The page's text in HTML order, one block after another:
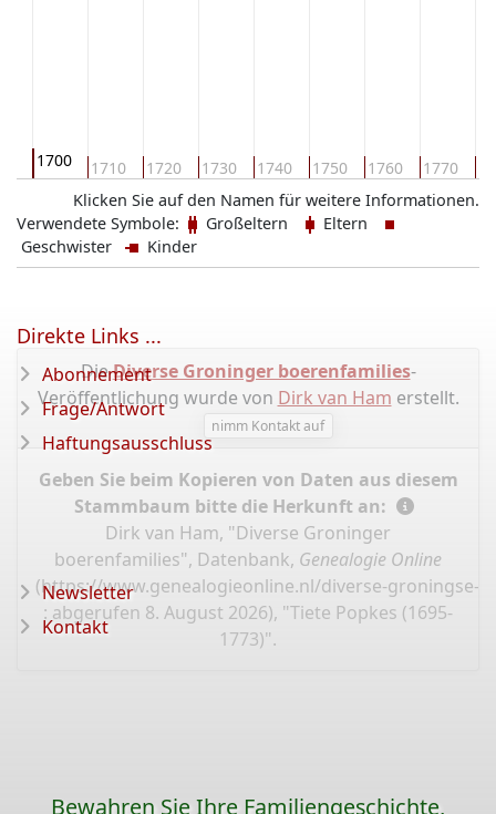
1700 1710 1720 1730 1740 1750 1760 1770
Klicken Sie auf den Namen für weitere Informationen.
Verwendete Symbole:
Großeltern
Eltern
Geschwister
Kinder
DieDiverse Groninger boerenfamilies-
Veröffentlichung wurde von Dirk van Ham erstellt.
nimm Kontakt auf
Geben Sie beim Kopieren von Daten aus diesem
Stammbaum bitte die Herkunft an:
Dirk van Ham, "Diverse Groninger
boerenfamilies", Datenbank, Genealogie Online
(https://www.genealogieonline.nl/diverse-groningse-
: abgerufen 8. August 2026), "Tiete Popkes (1695-
1773)".
Direkte Links ...
Abonnement
Frage/Antwort
Haftungsausschluss
Newsletter
Kontakt
Bewahren Sie Ihre Familiengeschichte,